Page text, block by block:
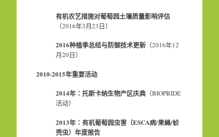
有机农艺措施对葡萄园土壤质量影响评估
（2016年3月23日）
2016种植季总结与防御技术更新（2016年12
月20日）
2010-2015年重要活动
2014年：托斯卡纳生物产区庆典（BIOPRIDE
活动）
2013年：有机葡萄园虫害（ESCA病/果蝇/蚧
壳虫）年度报告